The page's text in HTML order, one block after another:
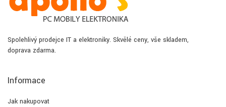
Spolehlivý prodejce IT a elektroniky. Skvělé ceny, vše skladem,
doprava zdarma.
Informace
Jak nakupovat